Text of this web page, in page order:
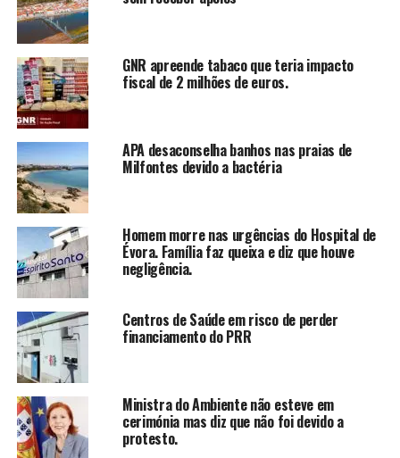
GNR apreende tabaco que teria impacto
fiscal de 2 milhões de euros.
APA desaconselha banhos nas praias de
Milfontes devido a bactéria
Homem morre nas urgências do Hospital de
Évora. Família faz queixa e diz que houve
negligência.
Centros de Saúde em risco de perder
financiamento do PRR
Ministra do Ambiente não esteve em
cerimónia mas diz que não foi devido a
protesto.